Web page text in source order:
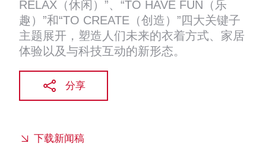
RELAX（休闲）”、“TO HAVE FUN（乐
趣）”和“TO CREATE（创造）”四大关键子
主题展开，塑造人们未来的衣着方式、家居
体验以及与科技互动的新形态。
分享
下载新闻稿